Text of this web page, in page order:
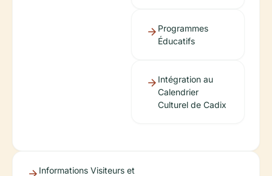
Programmes
Éducatifs
Intégration au
Calendrier
Culturel de Cadix
Informations Visiteurs et